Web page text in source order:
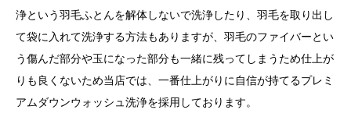
浄という羽毛ふとんを解体しないで洗浄したり、羽毛を取り出し
て袋に入れて洗浄する方法もありますが、羽毛のファイバーとい
う傷んだ部分や玉になった部分も一緒に残ってしまうため仕上が
りも良くないため当店では、一番仕上がりに自信が持てるプレミ
アムダウンウォッシュ洗浄を採用しております。